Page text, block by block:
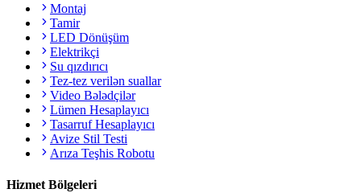
Montaj
Tamir
LED Dönüşüm
Elektrikçi
Su qızdırıcı
Tez-tez verilən suallar
Video Bələdçilər
Lümen Hesaplayıcı
Tasarruf Hesaplayıcı
Avize Stil Testi
Arıza Teşhis Robotu
Hizmet Bölgeleri